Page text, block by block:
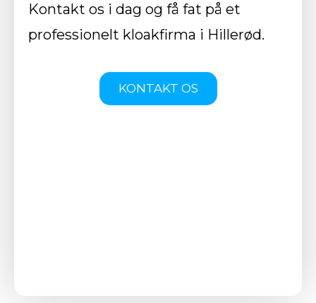
Kontakt os i dag og få fat på et
professionelt kloakfirma i Hillerød.
KONTAKT OS